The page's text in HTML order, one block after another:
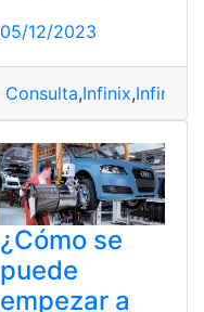
05/12/2023
Consulta,Infinix,Infinix
¿Cómo se
puede
empezar a